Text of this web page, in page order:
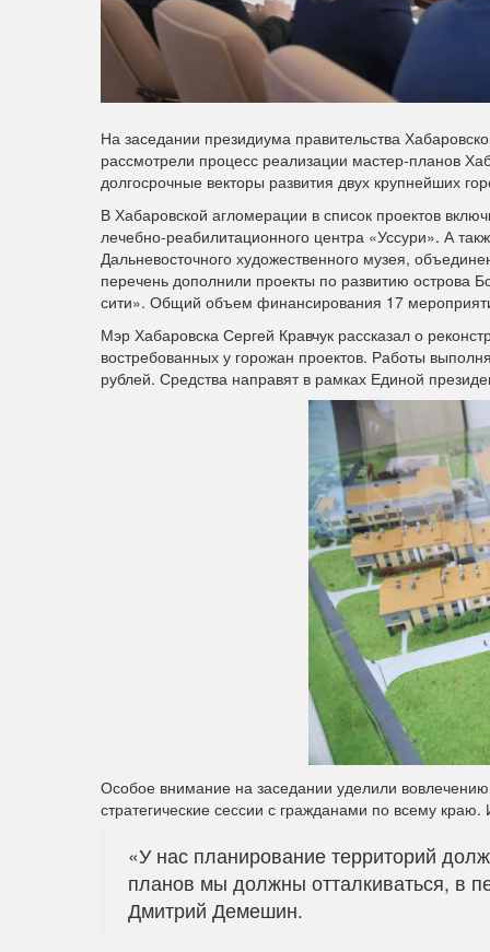
На заседании президиума правительства
рассмотрели процесс реализации мастер-планов
долгосрочные векторы развития двух крупнейших
В Хабаровской агломерации в список проектов
лечебно-реабилитационного центра «Уссури». А
Дальневосточного художественного музея,
перечень дополнили проекты по развитию острова
сити». Общий объем финансирования 17
Мэр Хабаровска Сергей Кравчук рассказал о
востребованных у горожан проектов. Работы
рублей. Средства направят в рамках Единой
Особое внимание на заседании уделили
стратегические сессии с гражданами по всему
«У нас планирование территорий
планов мы должны отталкиваться, в
Дмитрий Демешин.